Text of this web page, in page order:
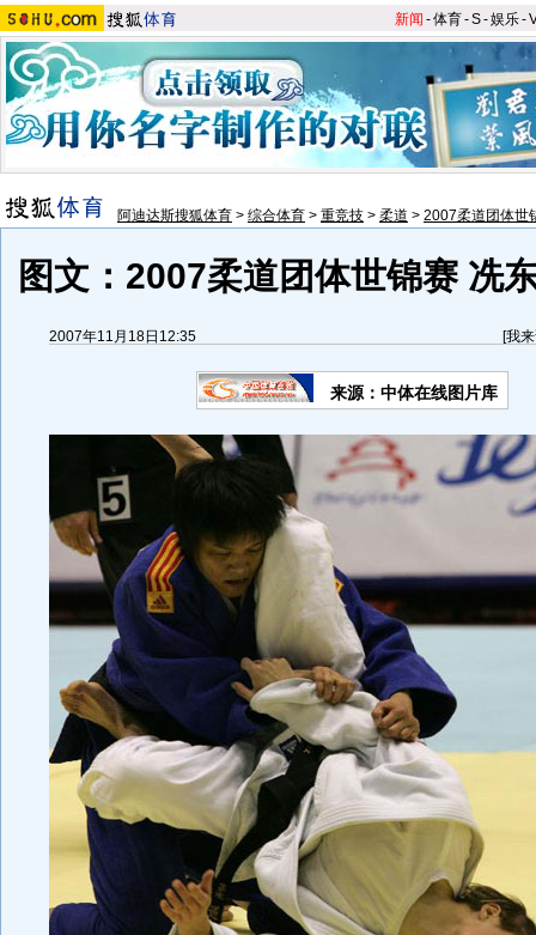
新闻 -体育-S-娱乐-
阿迪达斯搜狐体育 > 综合体育 > 重竞技 > 柔道 > 2007柔道团体世
图文：2007柔道团体世锦赛 冼
2007年11月18日12:35 [我
来源：中体在线图片库